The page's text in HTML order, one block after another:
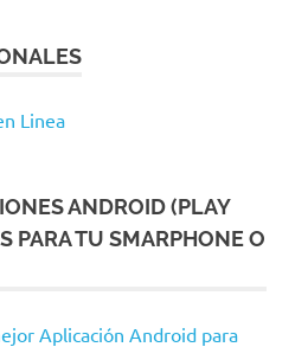
Linea
ANDROID (PLAY
PARA TU SMARPHONE O
Aplicación Android para